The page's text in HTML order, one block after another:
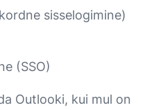
sisselogimine)
(SSO)
Outlooki, kui mul on